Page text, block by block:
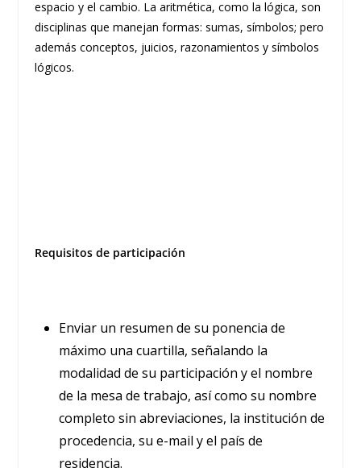
espacio y el cambio. La aritmética, como la lógica, son
disciplinas que manejan formas: sumas, símbolos; pero
además conceptos, juicios, razonamientos y símbolos
lógicos.
Requisitos de participación
Enviar un resumen de su ponencia de
máximo una cuartilla, señalando la
modalidad de su participación y el nombre
de la mesa de trabajo, así como su nombre
completo sin abreviaciones, la institución de
procedencia, su e-mail y el país de
residencia.